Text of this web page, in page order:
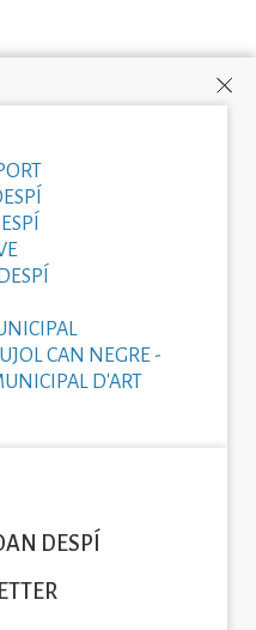
CAN NEGRE -
D'ART
DESPÍ